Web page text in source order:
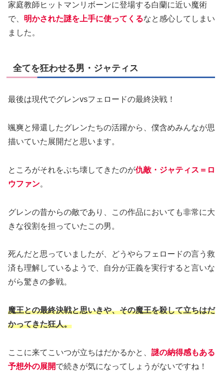
家庭教師ヒットマンリボーンに登場する白蘭に近い魔術
で、 明かされた謎を上手に使ってくるなと感心してしまい
ました。
全てを狂わせる男・ジャティス
最後は現代でグレンvsフェロードの最終決戦！
颯爽と帰還したグレンたちの活躍から、僕含めみんなが思
描いていた展開だと思います。
ところがそれをぶち壊してきたのが仇敵・ジャティス＝ロ
ウファン。
グレンの昔からの敵であり、この作品においても非常に大
きな役割を担っていたこの男。
死んだと思っていましたが、どうやらフェロードの言う救
済も理解しているようで、自分が正義を実行すると言いな
がら驚きの参戦。
魔王との最終決戦と思いきや、その魔王を殺して立ちはだ
かってきた狂人。
ここに来てこいつが立ちはだかるかと、 謎の納得感もある
予想外の展開で続きが気になってしょうがないですね！